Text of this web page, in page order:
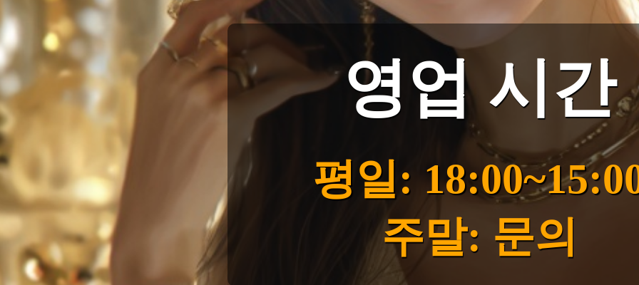
영업 시간
평일:
주말: 문의